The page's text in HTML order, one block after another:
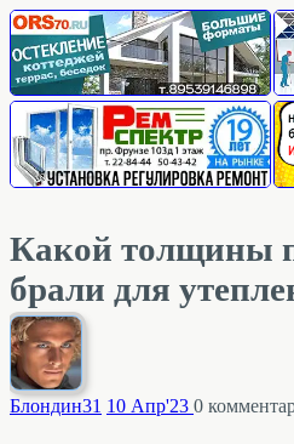
Какой толщины
брали для
Блондин31 10 Апр'23 0